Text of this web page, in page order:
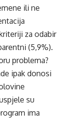
ili ne
za odabir
(5,9%).
problema?
ipak donosi
su
ima